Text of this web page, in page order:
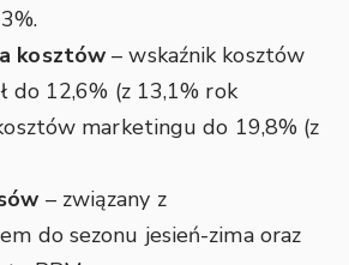
kosztów – wskaźnik kosztów
do 12,6% (z 13,1% rok
marketingu do 19,8% (z
– związany z
do sezonu jesień-zima oraz